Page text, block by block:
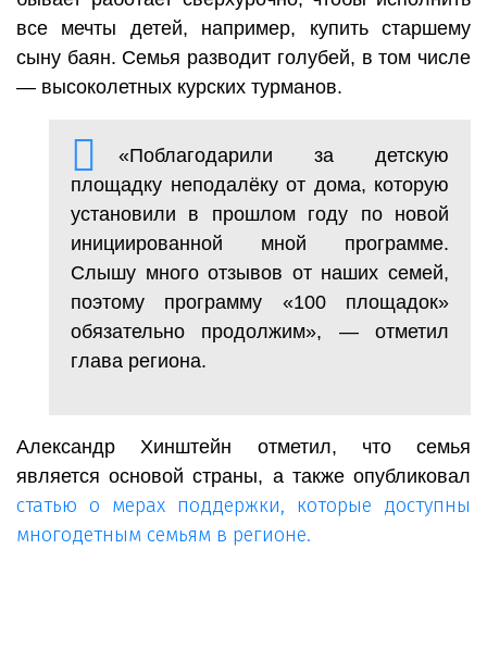
все мечты детей, например, купить старшему
сыну баян. Семья разводит голубей, в том числе
— высоколетных курских турманов.
«Поблагодарили за детскую
площадку неподалёку от дома, которую
установили в прошлом году по новой
инициированной мной программе.
Слышу много отзывов от наших семей,
поэтому программу «100 площадок»
обязательно продолжим», — отметил
глава региона.
Александр Хинштейн отметил, что семья
является основой страны, а также опубликовал
статью о мерах поддержки, которые доступны
многодетным семьям в регионе.